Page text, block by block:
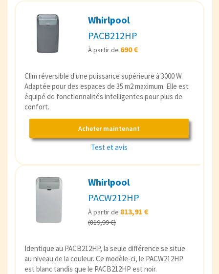
Whirlpool
PACB212HP
À partir de 690 €
Clim réversible d'une puissance supérieure à 3000 W.
Adaptée pour des espaces de 35 m2 maximum. Elle est
équipé de fonctionnalités intelligentes pour plus de
confort.
Acheter maintenant
Test et avis
Whirlpool
PACW212HP
À partir de 813,91 €
(819,99 €)
Identique au PACB212HP, la seule différence se situe
au niveau de la couleur. Ce modèle-ci, le PACW212HP
est blanc tandis que le PACB212HP est noir.